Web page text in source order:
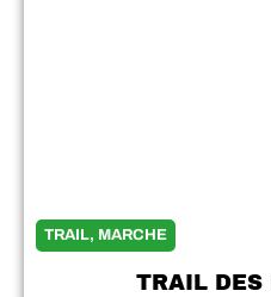
TRAIL, MARCHE
TRAIL DES